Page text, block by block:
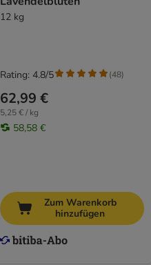
12 kg
62,99 €
5,25 € / kg
58,58 €
Rating: 4.8/5 (48)
Zum Warenkorb
hinzufügen